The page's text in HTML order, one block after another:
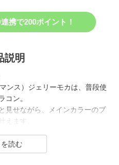
携で200ポイント！
説明
ンス）ジェリーモカは、普段使
コン。
見せながら、メインカラーのブ
えます。